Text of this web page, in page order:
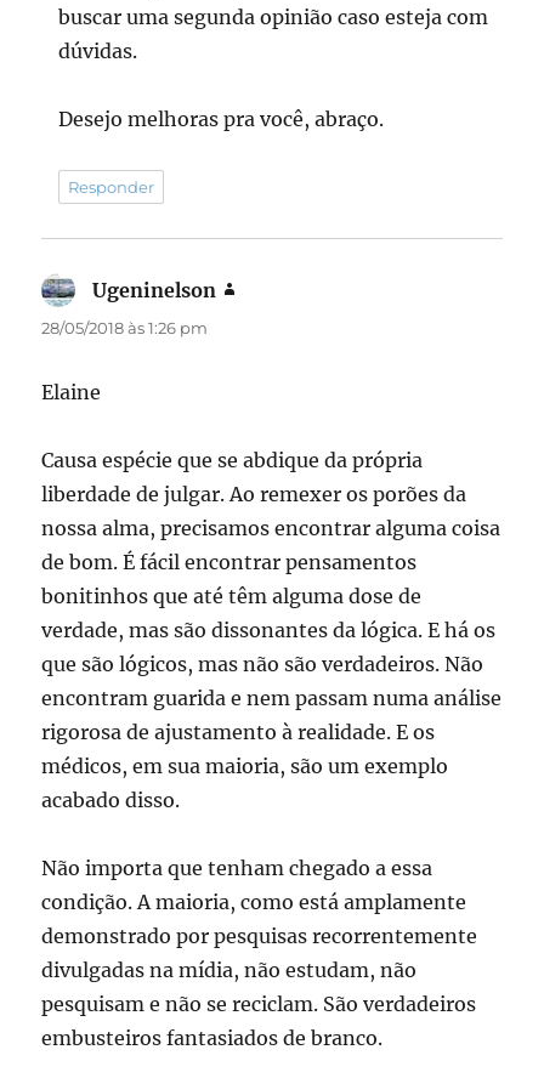
buscar uma segunda opinião caso esteja com
dúvidas.
Desejo melhoras pra você, abraço.
Responder
Ugeninelson
28/05/2018 às 1:26 pm
Elaine
Causa espécie que se abdique da própria
liberdade de julgar. Ao remexer os porões da
nossa alma, precisamos encontrar alguma coisa
de bom. É fácil encontrar pensamentos
bonitinhos que até têm alguma dose de
verdade, mas são dissonantes da lógica. E há os
que são lógicos, mas não são verdadeiros. Não
encontram guarida e nem passam numa análise
rigorosa de ajustamento à realidade. E os
médicos, em sua maioria, são um exemplo
acabado disso.
Não importa que tenham chegado a essa
condição. A maioria, como está amplamente
demonstrado por pesquisas recorrentemente
divulgadas na mídia, não estudam, não
pesquisam e não se reciclam. São verdadeiros
embusteiros fantasiados de branco.